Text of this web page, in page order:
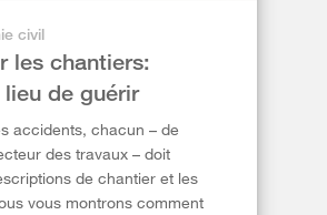
civil
les chantiers:
lieu de guérir
accidents, chacun – de
des travaux – doit
de chantier et les
vous montrons comment